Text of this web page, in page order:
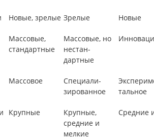
Новые, зрелые Зрелые Новые
Массовые,
стандартные
Массовые, но
нестан-
дартные
Массовое
Специали-
зированное
тальное
Крупные
Крупные,
средние и
мелкие
Средние